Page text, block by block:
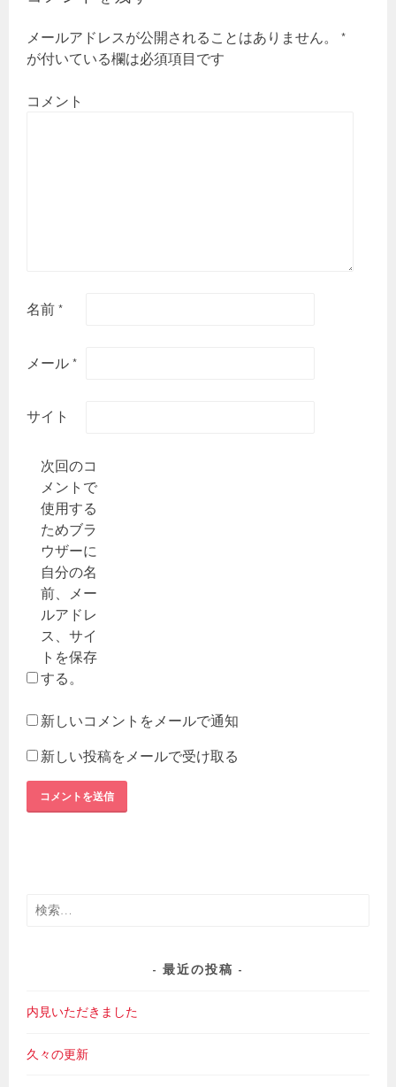
ョ
ン
メールアドレスが公開されることはありません。
*
が付いている欄は必須項目です
コメント
名前 *
メール *
サイト
次回のコ
メントで
使用する
ためブラ
ウザーに
自分の名
前、メー
ルアドレ
ス、サイ
トを保存
する。
新しいコメントをメールで通知
新しい投稿をメールで受け取る
検
最近の投稿
内見いただきました
久々の更新